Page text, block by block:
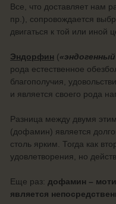
Все, что доставляет нам
пр.), сопровождается
двигаться к той или иной
Эндорфин (
рода естественное
благополучия,
и является своего рода
Разница между двумя
(дофамин) является
столь ярким. Тогда как
удовлетворения, но
Еще раз: дофамин –
является